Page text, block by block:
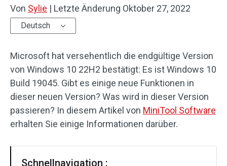
Von Sylie | Letzte Änderung Oktober 27, 2022
Deutsch
Microsoft hat versehentlich die endgültige Version
von Windows 10 22H2 bestätigt: Es ist Windows 10
Build 19045. Gibt es einige neue Funktionen in
dieser neuen Version? Was wird in dieser Version
passieren? In diesem Artikel von MiniTool Software
erhalten Sie einige Informationen darüber.
Schnellnavigation :